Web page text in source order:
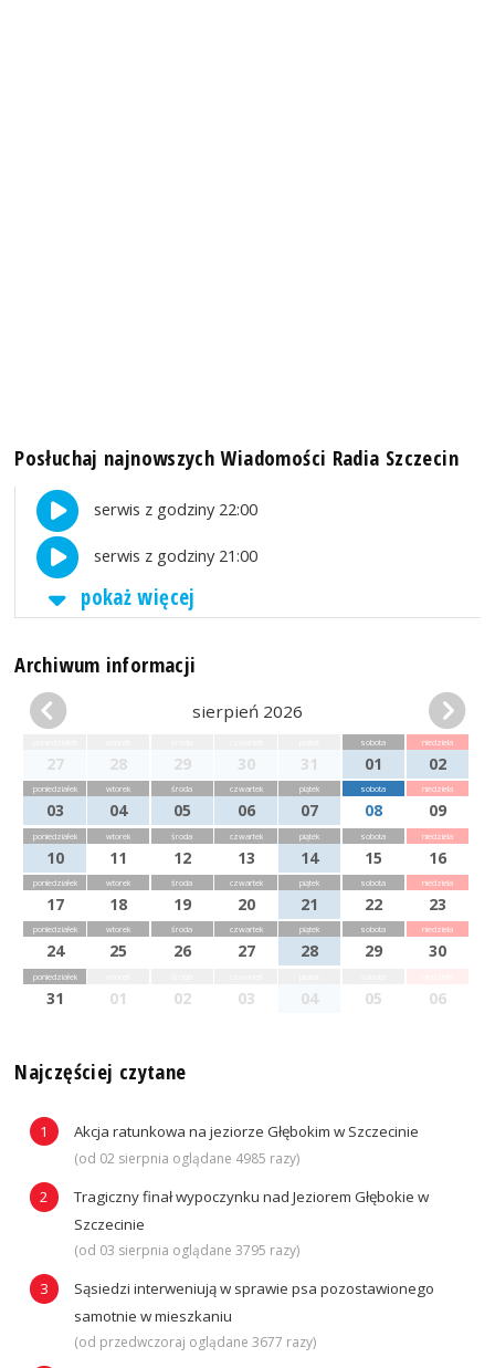
Posłuchaj najnowszych Wiadomości Radia Szczecin
serwis z godziny 22:00
serwis z godziny 21:00
pokaż więcej
Archiwum informacji
sierpień 2026
27 28 29 30 31
sobota
01
niedziela
02
poniedziałek
03
wtorek
04
środa
05
czwartek
06
piątek
07
sobota
08
niedziela
09
poniedziałek
10
wtorek
11
środa
12
czwartek
13
piątek
14
sobota
15
niedziela
16
poniedziałek
17
wtorek
18
środa
19
czwartek
20
piątek
21
sobota
22
niedziela
23
poniedziałek
24
wtorek
25
środa
26
czwartek
27
piątek
28
sobota
29
niedziela
30
poniedziałek
31 01 02 03 04 05 06
Najczęściej czytane
Akcja ratunkowa na jeziorze Głębokim w Szczecinie
(od 02 sierpnia oglądane 4985 razy)
Tragiczny finał wypoczynku nad Jeziorem Głębokie w
Szczecinie
(od 03 sierpnia oglądane 3795 razy)
Sąsiedzi interweniują w sprawie psa pozostawionego
samotnie w mieszkaniu
(od przedwczoraj oglądane 3677 razy)